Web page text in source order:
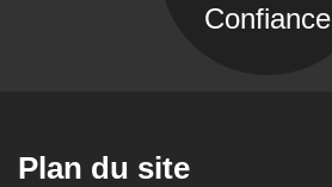
Confiance
Plan du site